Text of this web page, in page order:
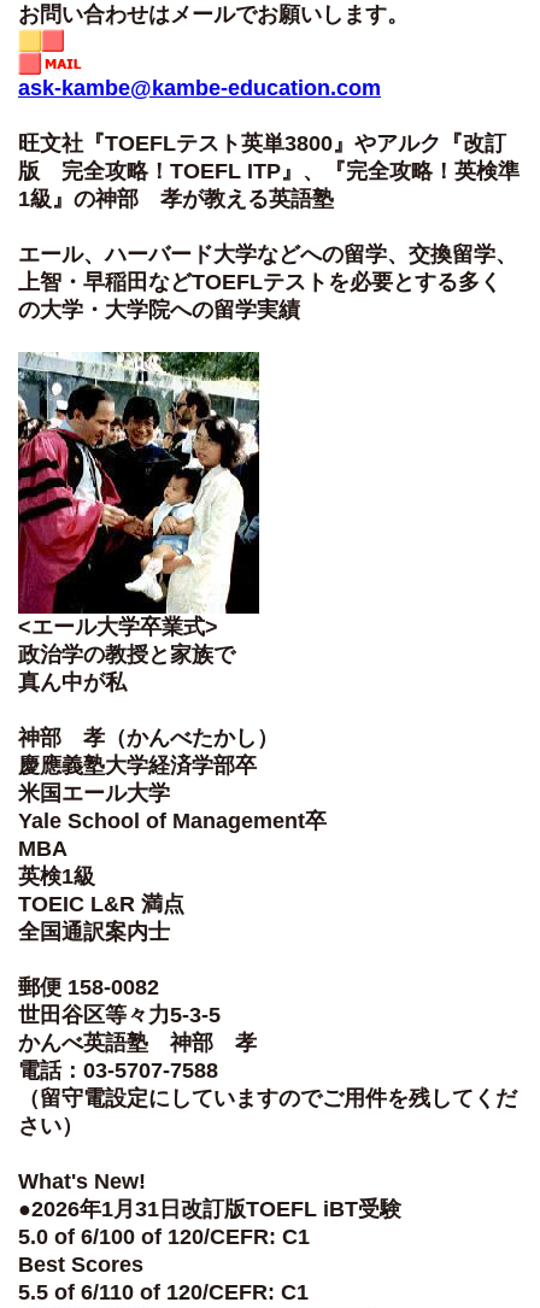
お問い合わせはメールでお願いします。
ask-kambe@kambe-education.com
旺文社『TOEFLテスト英単3800』やアルク『改訂
版 完全攻略！TOEFL ITP』、『完全攻略！英検準
1級』の神部 孝が教える英語塾
エール、ハーバード大学などへの留学、交換留学、
上智・早稲田などTOEFLテストを必要とする多く
の大学・大学院への留学実績
<エール大学卒業式>
政治学の教授と家族で
真ん中が私
神部 孝（かんべたかし）
慶應義塾大学経済学部卒
米国エール大学
Yale School of Management卒
MBA
英検1級
TOEIC L&R 満点
全国通訳案内士
郵便 158-0082
世田谷区等々力5-3-5
かんべ英語塾 神部 孝
電話：03-5707-7588
（留守電設定にしていますのでご用件を残してくだ
さい）
What's New!
●2026年1月31日改訂版TOEFL iBT受験
5.0 of 6/100 of 120/CEFR: C1
Best Scores
5.5 of 6/110 of 120/CEFR: C1